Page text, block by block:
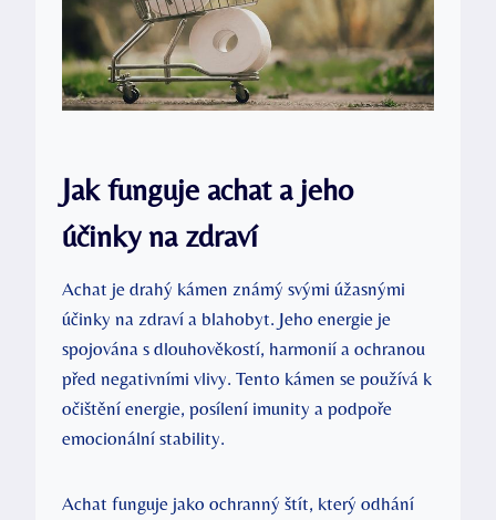
Jak funguje achat a jeho
účinky na zdraví
Achat je drahý kámen známý svými úžasnými
účinky na zdraví a blahobyt. Jeho energie je
spojována s dlouhověkostí, harmonií a ochranou
před negativními vlivy. Tento kámen se používá k
očištění energie, posílení imunity a podpoře
emocionální stability.
Achat funguje jako ochranný štít, který odhání